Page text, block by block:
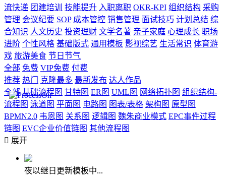
流快递 团建培训 技能提升 入职离职 OKR-KPI 组织结构 采购
管理 会议纪要 SOP 成本管控 销售管理 面试技巧 计划总结 综
合知识 人文历史 投资理财 文学名著 亲子家庭 心理成长 职场
进阶 个性风格 基础版式 通用模板 影视综艺 生活常识 体育游
戏 旅游美食 节日节气
全部 免费 VIP免费 付费
推荐 热门 克隆最多 最新发布 达人作品
全部 基础流程图 甘特图 ER图 UML图 网络拓扑图 组织结构-
流程图 泳道图 平面图 电路图 图表/表格 架构图 原型图
BPMN2.0 韦恩图 关系图 逻辑图 魏朱商业模式 EPC事件过程
链图 EVC企业价值链图 其他流程图
 展开
夜以继日更新模板中...